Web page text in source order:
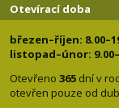
Otevírací doba
březen–říjen:
listopad–únor:
Otevřeno 365 dní v
otevřen pouze od